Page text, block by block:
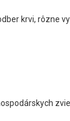
krvi, rôzne